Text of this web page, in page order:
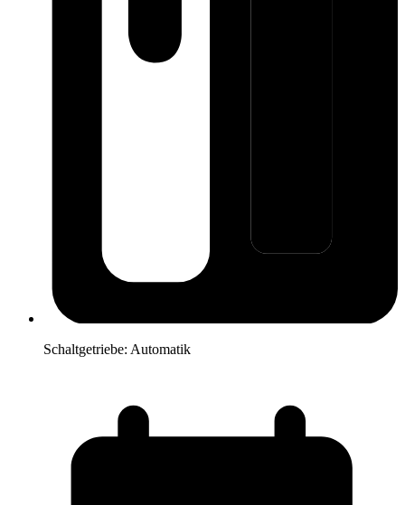
Schaltgetriebe: Automatik